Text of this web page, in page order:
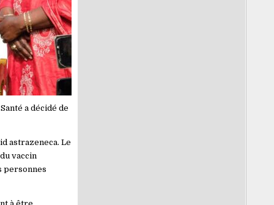
a décidé de
astrazeneca. Le
vaccin
personnes